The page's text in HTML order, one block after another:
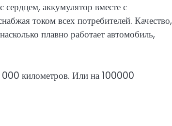
сердцем, аккумулятор вместе с
током всех потребителей. Качество,
плавно работает автомобиль,
000 километров. Или на 100000